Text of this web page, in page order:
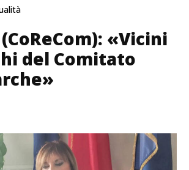
«Vicini
del Comitato